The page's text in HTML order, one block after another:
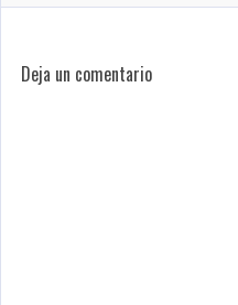
Deja un comentario